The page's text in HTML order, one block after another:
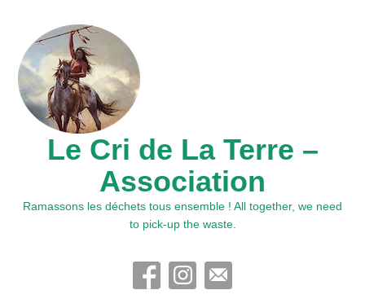
Le Cri de La Terre –
Association
Ramassons les déchets tous ensemble ! All together, we need
to pick-up the waste.